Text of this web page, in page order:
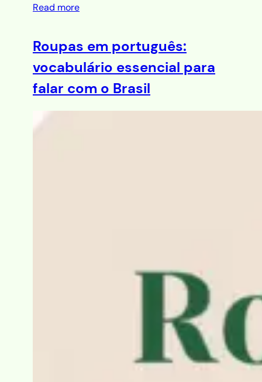
Read more
Roupas em português:
vocabulário essencial para
falar com o Brasil